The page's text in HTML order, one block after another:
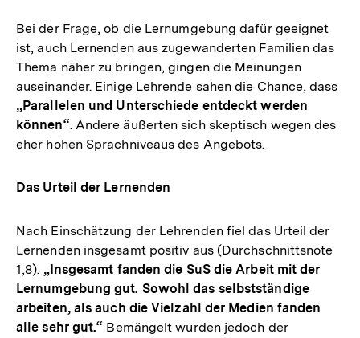
Bei der Frage, ob die Lernumgebung dafür geeignet
ist, auch Lernenden aus zugewanderten Familien das
Thema näher zu bringen, gingen die Meinungen
auseinander. Einige Lehrende sahen die Chance, dass
„Parallelen und Unterschiede entdeckt werden
können“. Andere äußerten sich skeptisch wegen des
eher hohen Sprachniveaus des Angebots.
Das Urteil der Lernenden
Nach Einschätzung der Lehrenden fiel das Urteil der
Lernenden insgesamt positiv aus (Durchschnittsnote
1,8). „Insgesamt fanden die SuS die Arbeit mit der
Lernumgebung gut. Sowohl das selbstständige
arbeiten, als auch die Vielzahl der Medien fanden
alle sehr gut.“ Bemängelt wurden jedoch der